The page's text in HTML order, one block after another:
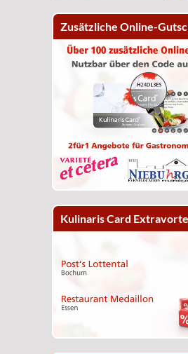
Zusätzliche Online-
Kulinaris Card